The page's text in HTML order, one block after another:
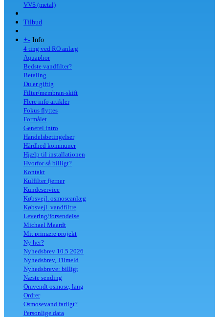
VVS (metal)
Tilbud
+- Info
4 ting ved RO anlæg
Aquaphor
Bedste vandfilter?
Betaling
Du er giftig
Filter/membran-skift
Flere info artikler
Fokus flyttes
Formålet
Generel intro
Handelsbetingelser
Hårdhed kommuner
Hjælp til installationen
Hvorfor så billigt?
Kontakt
Kulfilter fjerner
Kundeservice
Købsvejl. osmoseanlæg
Købsvejl. vandfiltre
Levering/forsendelse
Michael Maardt
Mit primære projekt
Ny her?
Nyhedsbrev 10.5.2026
Nyhedsbrev, Tilmeld
Nyhedsbreve: billigt
Næste sending
Omvendt osmose, lang
Ordrer
Osmosevand farligt?
Personlige data